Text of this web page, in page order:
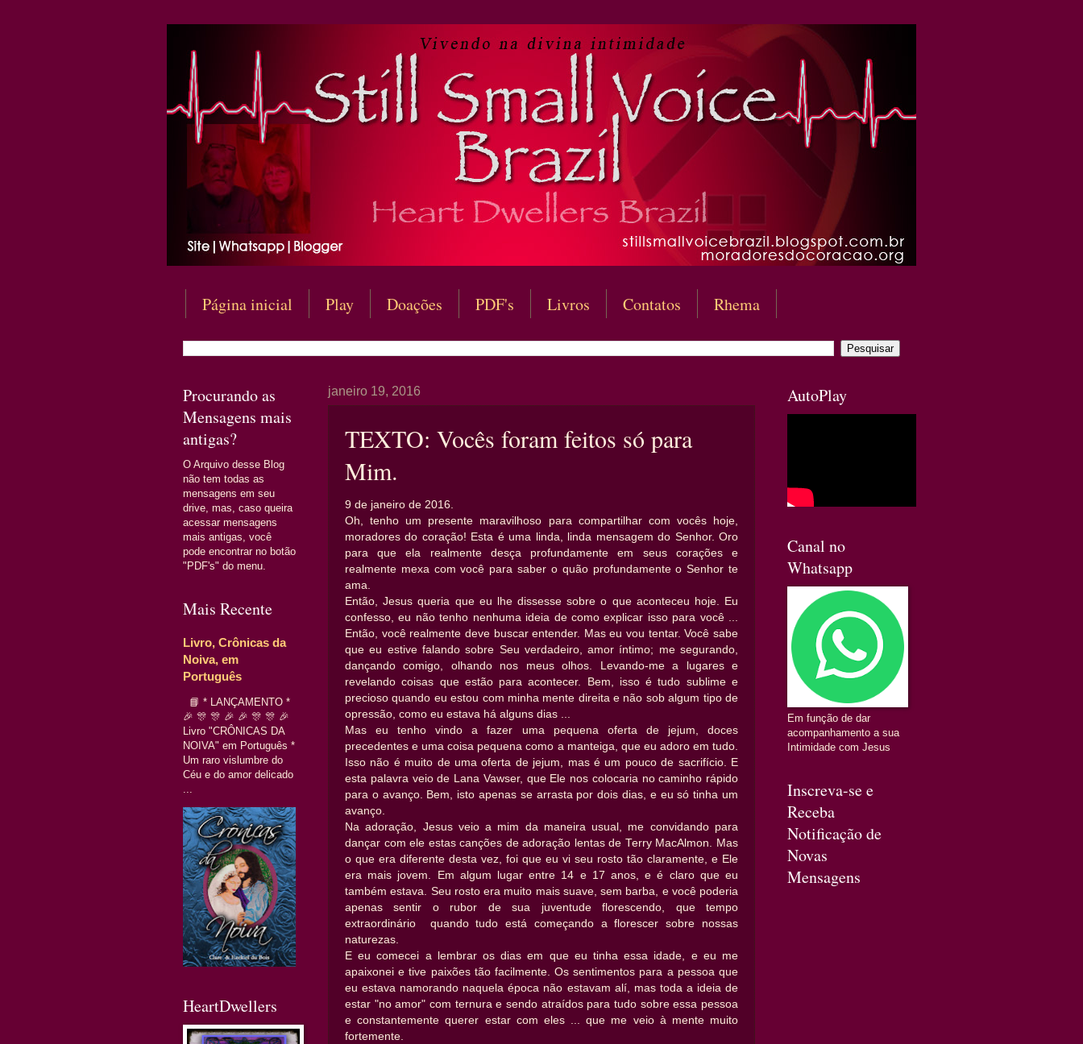
Página inicial Play Doações PDF's Livros Contatos Rhema
janeiro 19, 2016
TEXTO: Vocês foram feitos só para
Mim.
9 de janeiro de 2016.
Oh, tenho um presente maravilhoso para compartilhar com vocês hoje,
moradores do coração! Esta é uma linda, linda mensagem do Senhor. Oro
para que ela realmente desça profundamente em seus corações e
realmente mexa com você para saber o quão profundamente o Senhor te
ama.
Então, Jesus queria que eu lhe dissesse sobre o que aconteceu hoje. Eu
confesso, eu não tenho nenhuma ideia de como explicar isso para você ...
Então, você realmente deve buscar entender. Mas eu vou tentar. Você sabe
que eu estive falando sobre Seu verdadeiro, amor íntimo; me segurando,
dançando comigo, olhando nos meus olhos. Levando-me a lugares e
revelando coisas que estão para acontecer. Bem, isso é tudo sublime e
precioso quando eu estou com minha mente direita e não sob algum tipo de
opressão, como eu estava há alguns dias ...
Mas eu tenho vindo a fazer uma pequena oferta de jejum, doces
precedentes e uma coisa pequena como a manteiga, que eu adoro em tudo.
Isso não é muito de uma oferta de jejum, mas é um pouco de sacrifício. E
esta palavra veio de Lana Vawser, que Ele nos colocaria no caminho rápido
para o avanço. Bem, isto apenas se arrasta por dois dias, e eu só tinha um
avanço.
Na adoração, Jesus veio a mim da maneira usual, me convidando para
dançar com ele estas canções de adoração lentas de Terry MacAlmon. Mas
o que era diferente desta vez, foi que eu vi seu rosto tão claramente, e Ele
era mais jovem. Em algum lugar entre 14 e 17 anos, e é claro que eu
também estava. Seu rosto era muito mais suave, sem barba, e você poderia
apenas sentir o rubor de sua juventude florescendo, que tempo
extraordinário quando tudo está começando a florescer sobre nossas
naturezas.
E eu comecei a lembrar os dias em que eu tinha essa idade, e eu me
apaixonei e tive paixões tão facilmente. Os sentimentos para a pessoa que
eu estava namorando naquela época não estavam alí, mas toda a ideia de
estar "no amor" com ternura e sendo atraídos para tudo sobre essa pessoa
e constantemente querer estar com eles ... que me veio à mente muito
fortemente.
Procurando as
Mensagens mais
antigas?
O Arquivo desse Blog
não tem todas as
mensagens em seu
drive, mas, caso queira
acessar mensagens
mais antigas, você
pode encontrar no botão
"PDF's" do menu.
Mais Recente
Livro, Crônicas da
Noiva, em
Português
📘 * LANÇAMENTO *
🎉 🎊 🎊 🎉 🎉 🎊 🎊 🎉
Livro "CRÔNICAS DA
NOIVA" em Português *
Um raro vislumbre do
Céu e do amor delicado
HeartDwellers
AutoPlay
Canal no
Whatsapp
Em função de dar
acompanhamento a sua
Intimidade com Jesus
Inscreva-se e
Receba
Notificação de
Novas
Mensagens